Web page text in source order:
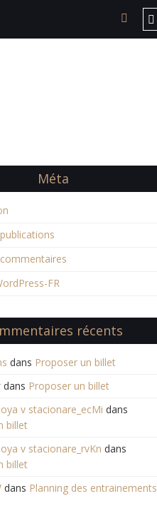
Méta
FR
récents
dans Proposer un billet
dans Proposer un billet
v stacionare_ecMi dans
billet
v stacionare_rvKn dans
billet
dans Planning des entrainements